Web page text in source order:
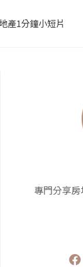
產1分鐘小短片
專門分享
F